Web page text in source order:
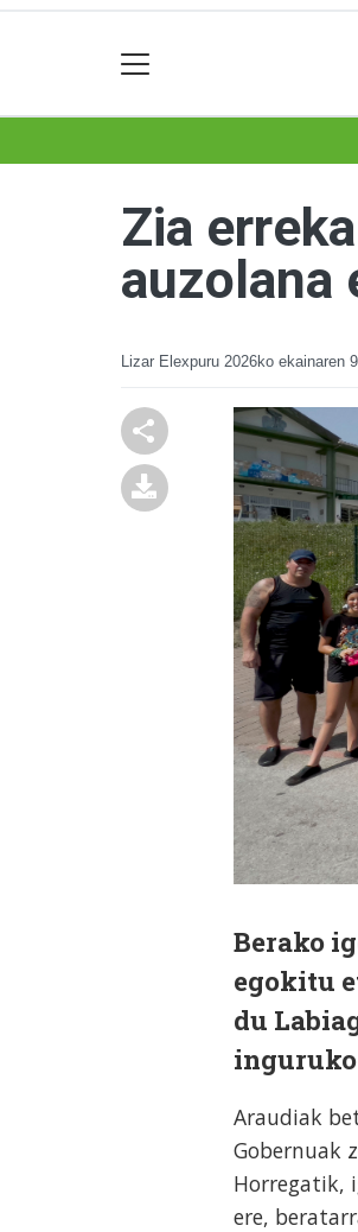
Zia
auzolana
Lizar Elexpuru 2026ko ekainaren
Berako
egokitu
du
Araudiak
Gobernuak
Horregatik,
ere,